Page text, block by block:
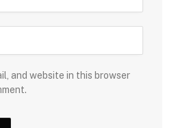
and website in this browser